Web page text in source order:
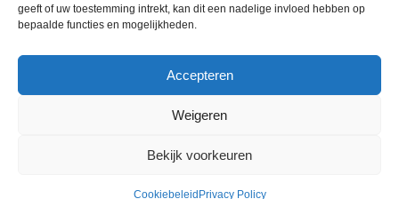
geeft of uw toestemming intrekt, kan dit een nadelige invloed hebben op
bepaalde functies en mogelijkheden.
Accepteren
Weigeren
Bekijk voorkeuren
Cookiebeleid Privacy Policy
Zoeken
POWERED BYWIDIDI